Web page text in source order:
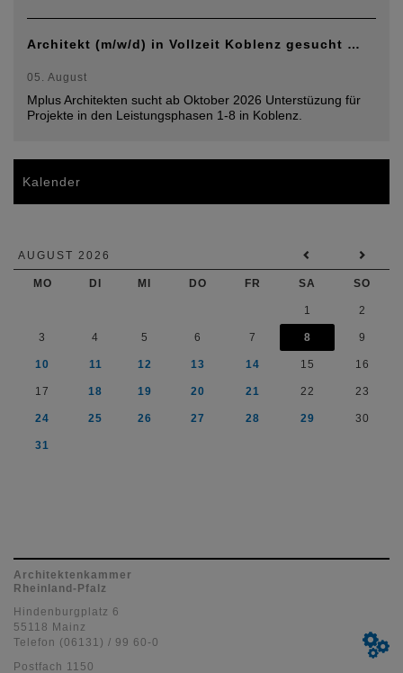
Architekt (m/w/d) in Vollzeit Koblenz gesucht …
05. August
Mplus Architekten sucht ab Oktober 2026 Unterstüzung für
Projekte in den Leistungsphasen 1-8 in Koblenz.
Kalender
AUGUST 2026
MO DI MI DO FR SA SO
1 2
3 4 5 6 7 8 9
10 11 12 13 14 15 16
17 18 19 20 21 22 23
24 25 26 27 28 29 30
31
Architektenkammer
Rheinland-Pfalz
Hindenburgplatz 6
55118 Mainz
Telefon (06131) / 99 60-0
Postfach 1150